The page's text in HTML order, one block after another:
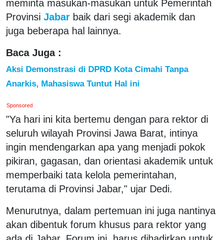
meminta masukan-masukan untuk Pemerintah
Provinsi Jabar baik dari segi akademik dan
juga beberapa hal lainnya.
Baca Juga :
Aksi Demonstrasi di DPRD Kota Cimahi Tanpa
Anarkis, Mahasiswa Tuntut Hal ini
Sponsored
"Ya hari ini kita bertemu dengan para rektor di
seluruh wilayah Provinsi Jawa Barat, intinya
ingin mendengarkan apa yang menjadi pokok
pikiran, gagasan, dan orientasi akademik untuk
memperbaiki tata kelola pemerintahan,
terutama di Provinsi Jabar," ujar Dedi.
Menurutnya, dalam pertemuan ini juga nantinya
akan dibentuk forum khusus para rektor yang